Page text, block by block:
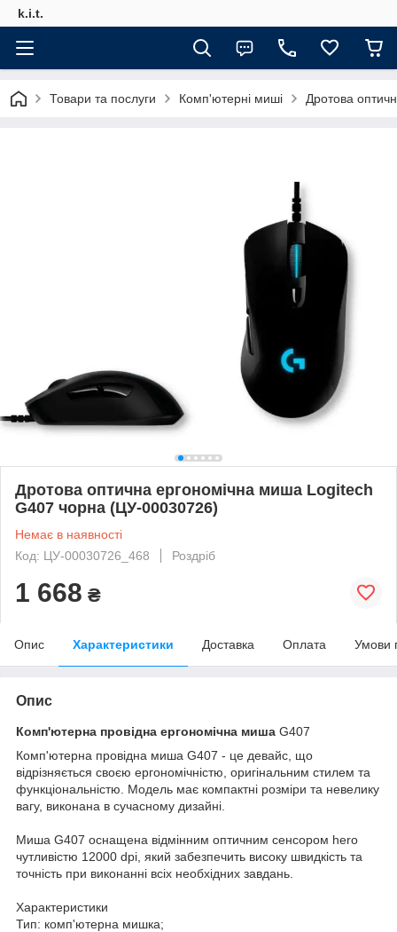
k.i.t.
Товари та послуги Комп'ютерні миші Дротова
Дротова оптична ергономічна миша Logitech
G407 чорна (ЦУ-00030726)
Немає в наявності
Код: ЦУ-00030726_468
Роздріб
1 668 ₴
Опис Характеристики Доставка Оплата Умови
Опис
Комп'ютерна провідна ергономічна миша G407
Комп'ютерна провідна миша G407 - це девайс, що
відрізняється своєю ергономічністю, оригінальним стилем та
функціональністю. Модель має компактні розміри та невелику
вагу, виконана в сучасному дизайні.
Миша G407 оснащена відмінним оптичним сенсором hero
чутливістю 12000 dpi, який забезпечить високу швидкість та
точність при виконанні всіх необхідних завдань.
Характеристики
Тип: комп'ютерна мишка;